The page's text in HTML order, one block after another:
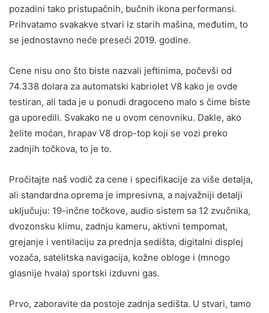
pozadini tako pristupačnih, bučnih ikona performansi.
Prihvatamo svakakve stvari iz starih mašina, međutim, to
se jednostavno neće preseći 2019. godine.
Cene nisu ono što biste nazvali jeftinima, počevši od
74.338 dolara za automatski kabriolet V8 kako je ovde
testiran, ali tada je u ponudi dragoceno malo s čime biste
ga uporedili. Svakako ne u ovom cenovniku. Dakle, ako
želite moćan, hrapav V8 drop-top koji se vozi preko
zadnjih točkova, to je to.
Pročitajte naš vodič za cene i specifikacije za više detalja,
ali standardna oprema je impresivna, a najvažniji detalji
uključuju: 19-inčne točkove, audio sistem sa 12 zvučnika,
dvozonsku klimu, zadnju kameru, aktivni tempomat,
grejanje i ventilaciju za prednja sedišta, digitalni displej
vozača, satelitska navigacija, kožne obloge i (mnogo
glasnije hvala) sportski izduvni gas.
Prvo, zaboravite da postoje zadnja sedišta. U stvari, tamo